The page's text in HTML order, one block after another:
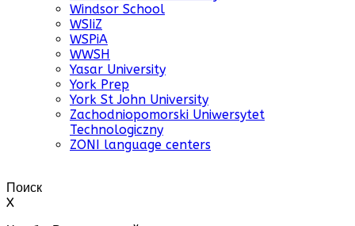
Windsor School
WSIiZ
WSPiA
WWSH
Yasar University
York Prep
York St John University
Zachodniopomorski Uniwersytet
Technologiczny
ZONI language centers
Поиск
X